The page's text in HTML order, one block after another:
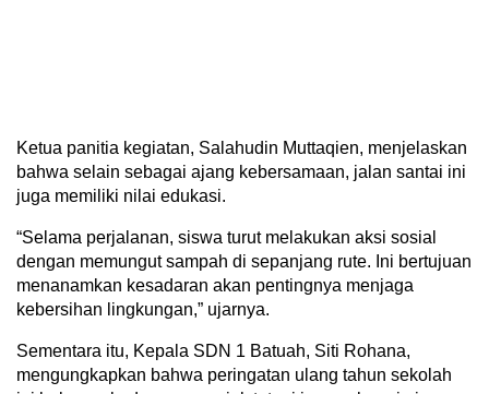
Ketua panitia kegiatan, Salahudin Muttaqien, menjelaskan
bahwa selain sebagai ajang kebersamaan, jalan santai ini
juga memiliki nilai edukasi.
“Selama perjalanan, siswa turut melakukan aksi sosial
dengan memungut sampah di sepanjang rute. Ini bertujuan
menanamkan kesadaran akan pentingnya menjaga
kebersihan lingkungan,” ujarnya.
Sementara itu, Kepala SDN 1 Batuah, Siti Rohana,
mengungkapkan bahwa peringatan ulang tahun sekolah